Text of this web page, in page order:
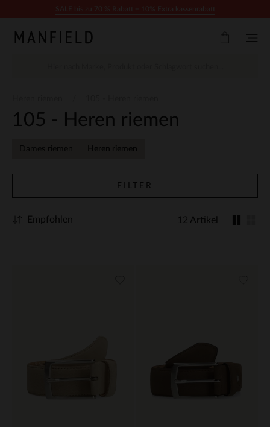
105 - Heren riemen
Dames riemen Heren riemen
FILTER
12 Artikel
Empfohlen